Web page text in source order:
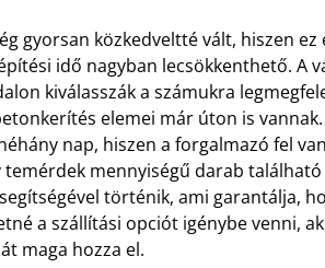
gyorsan közkedveltté vált, hiszen
idő nagyban lecsökkenthető. A
kiválasszák a számukra
elemei már úton is vannak.
nap, hiszen a forgalmazó fel
temérdek mennyiségű darab
történik, ami garantálja,
a szállítási opciót igénybe venni,
maga hozza el.